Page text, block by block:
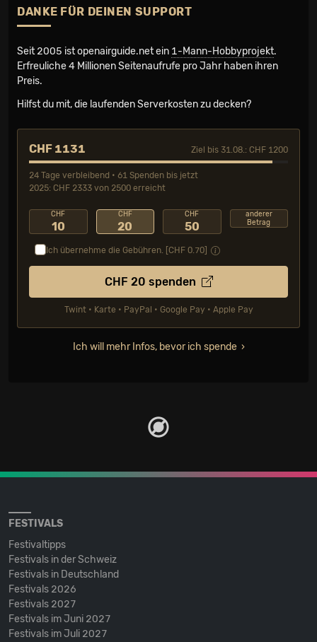
DANKE FÜR DEINEN SUPPORT
Seit 2005 ist openairguide.net ein 1-Mann-Hobbyprojekt.
Erfreuliche 4 Millionen Seiten­aufrufe pro Jahr haben ihren
Preis.
Hilfst du mit, die laufenden Serverkosten zu decken?
CHF 1131 Ziel bis 31.08.: CHF 1200
24 Tage verbleibend • 61 Spenden bis jetzt
2025: CHF 2333 von 2500 erreicht
CHF
10
CHF
20
CHF
50
anderer
Betrag
Ich übernehme die Gebühren. [CHF 0.70
CHF 20 spenden
Twint • Karte • PayPal • Google Pay • Apple Pay
Ich will mehr Infos, bevor ich spende
FESTIVALS
Festivaltipps
Festivals in der Schweiz
Festivals in Deutschland
Festivals 2026
Festivals 2027
Festivals im Juni 2027
Festivals im Juli 2027